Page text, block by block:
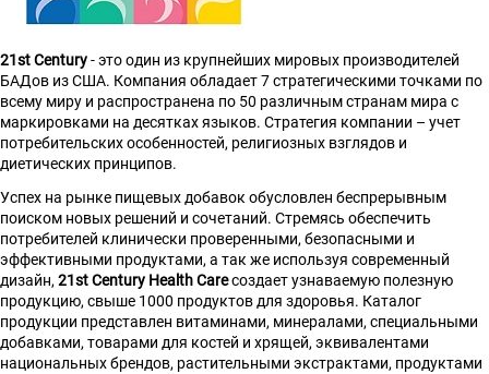
21st Century- это один из крупнейших мировых производителей
БАДов из США. Компания обладает 7 стратегическими точками по
всему миру и распространена по 50 различным странам мира с
маркировками на десятках языков. Стратегия компании – учет
потребительских особенностей, религиозных взглядов и
диетических принципов.
Успех на рынке пищевых добавок обусловлен беспрерывным
поиском новых решений и сочетаний. Стремясь обеспечить
потребителей клинически проверенными, безопасными и
эффективными продуктами, а так же используя современный
дизайн, 21st Century Health Careсоздает узнаваемую полезную
продукцию, свыше 1000 продуктов для здоровья. Каталог
продукции представлен витаминами, минералами, специальными
добавками, товарами для костей и хрящей, эквивалентами
национальных брендов, растительными экстрактами, продуктами